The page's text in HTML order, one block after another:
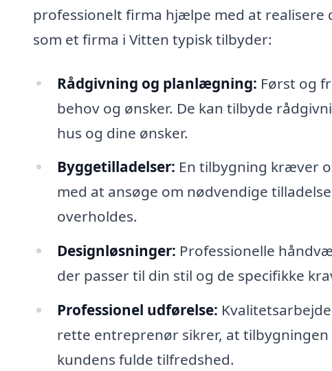
professionelt firma hjælpe med at realisere
som et firma i Vitten typisk tilbyder:
Rådgivning og planlægning: Først og
behov og ønsker. De kan tilbyde
hus og dine ønsker.
Byggetilladelser: En tilbygning kræver
med at ansøge om nødvendige
overholdes.
Designløsninger: Professionelle
der passer til din stil og de specifikke
Professionel udførelse:
rette entreprenør sikrer, at
kundens fulde tilfredshed.